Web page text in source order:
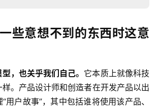
些意想不到的东西时这意
，也关乎我们自己。 它本质上就像科技
。产品设计师和创造者在开发产品以出
用户故事”，其中包括谁将使用该产品、